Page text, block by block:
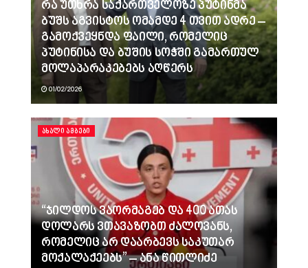
რა უთხრა საქართველოზე პუტინმა
ბუშს აგვისტოს ომამდე 4 თვით ადრე –
გამოქვეყნდა ფაილი, რომელიც
პუტინისა და ბუშის სოჭში გამართულ
მოლაპარაკებებს აღწერს
01/02/2026
ᲐᲮᲐᲚᲘ ᲐᲛᲑᲔᲑᲘ
“ჯილდოს ვაორმაგებ და 400 ათას
დოლარს ვთავაზობთ ძალოვანს,
რომელიც არ დაარბევს საკუთარ
მოქალაქეებს” – ანა წითლიძე